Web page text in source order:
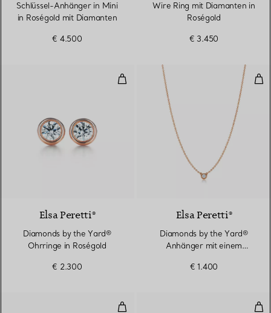
Schlüssel-Anhänger in Mini
in Roségold mit Diamanten
€ 4.500
Wire Ring mit Diamanten in
Roségold
€ 3.450
Diamonds by the Yard®
2 Materialien
Elsa Peretti®
Diamonds by the Yard®
Ohrringe in Roségold
€ 2.300
Elsa Peretti®
Diamonds by the Yard®
Anhänger mit einem
€ 1.400
Smile Ohrringe in Roségold mit